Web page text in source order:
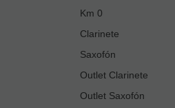
Km 0
Clarinete
Saxofón
Outlet Clarinete
Outlet Saxofón